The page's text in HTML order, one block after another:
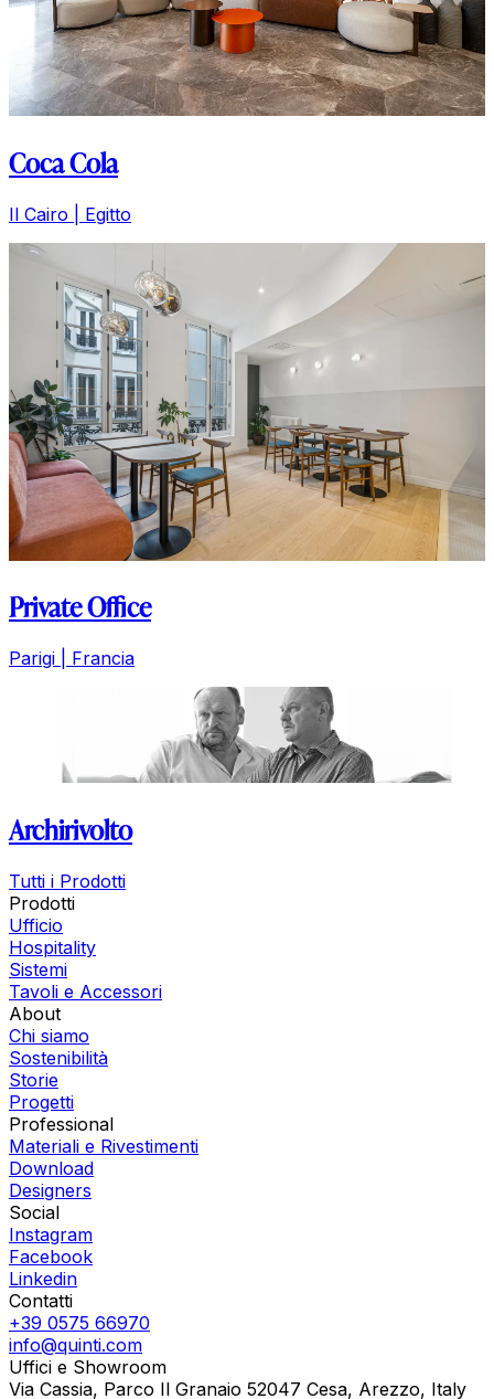
Coca Cola
Il Cairo | Egitto
Private Office
Parigi | Francia
Archirivolto
Tutti i Prodotti
Prodotti
Ufficio
Hospitality
Sistemi
Tavoli e Accessori
About
Chi siamo
Sostenibilità
Storie
Progetti
Professional
Materiali e Rivestimenti
Download
Designers
Social
Instagram
Facebook
Linkedin
Contatti
+39 0575 66970
info@quinti.com
Uffici e Showroom
Via Cassia, Parco Il Granaio 52047 Cesa, Arezzo, Italy